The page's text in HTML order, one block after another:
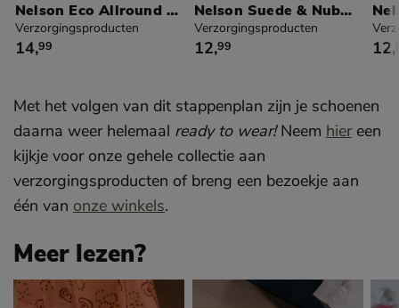
Nelson Eco Allround Care
Verzorgingsproducten
€ 14,99
14,99
Nelson Suede & Nubuck Spray
Verzorgingsproducten
€ 12,99
12,99 €
12,
Met het volgen van dit stappenplan zijn je schoenen
daarna weer helemaal ready to wear!Neem hier een
kijkje voor onze gehele collectie aan
verzorgingsproducten of breng een bezoekje aan
één van onze winkels.
Meer lezen?
Sla pagina's over